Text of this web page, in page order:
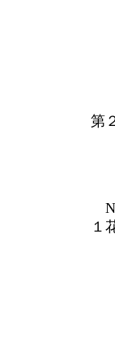
第
１